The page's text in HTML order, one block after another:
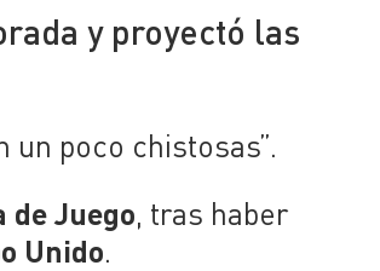
y proyectó las
un poco chistosas”.
de Juego, tras haber
Unido.